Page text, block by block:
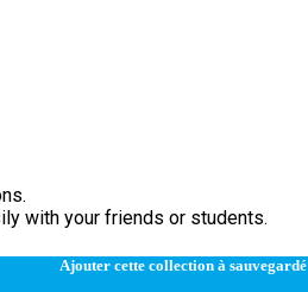
with your friends or students.
Ajouter cette collection à sauvegardé